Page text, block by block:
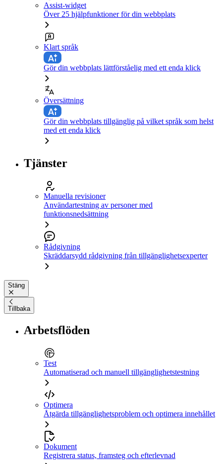
Assist-widget
Över 25 hjälpfunktioner för din webbplats
Klart språk
Gör din webbplats lättförståelig med ett enda klick
Översättning
Gör din webbplats tillgänglig på vilket språk som helst
med ett enda klick
Tjänster
Manuella revisioner
Användartestning av personer med
funktionsnedsättning
Rådgivning
Skräddarsydd rådgivning från tillgänglighetsexperter
Stäng
Tillbaka
Arbetsflöden
Test
Automatiserad och manuell tillgänglighetstestning
Optimera
Åtgärda tillgänglighetsproblem och optimera innehållet
Dokument
Registrera status, framsteg och efterlevnad